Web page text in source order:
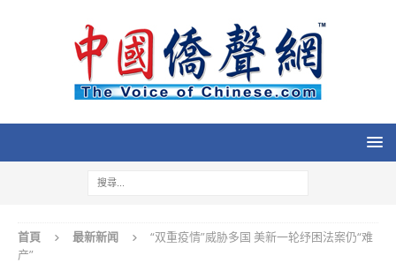
首頁 最新新闻
“双重疫情”威胁多国 美新一轮纾困法案仍“难
产”